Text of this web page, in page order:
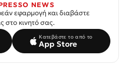
NEWS
εφαρμογή και διαβάστε
στο κινητό σας.
Κατεβάστε το από το
App Store